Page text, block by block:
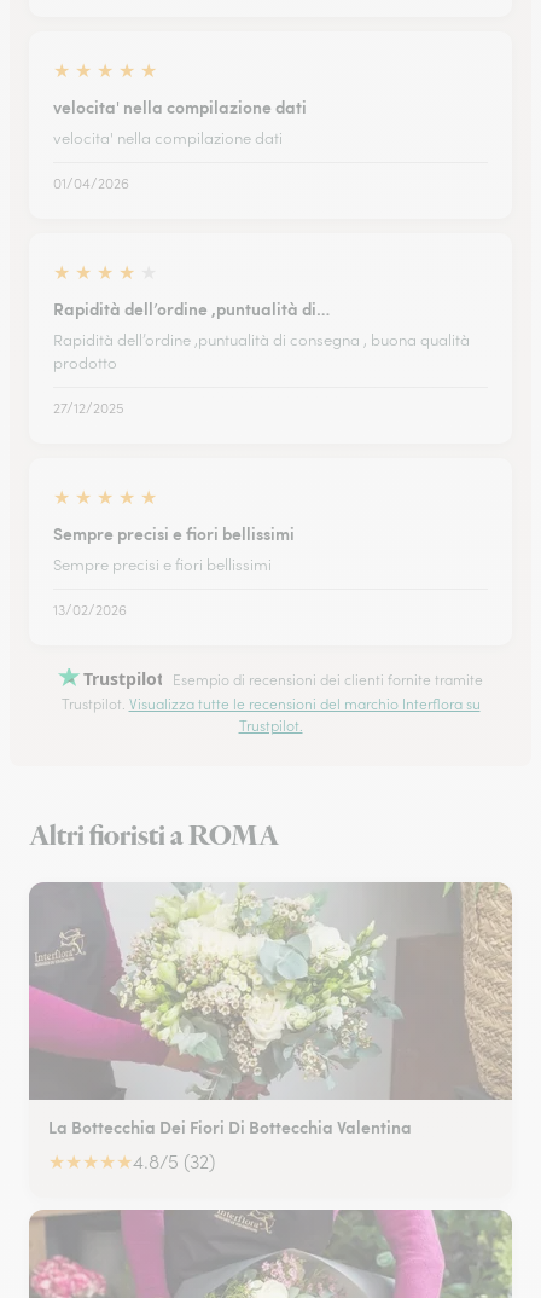
★ ★ ★ ★ ★
velocita' nella compilazione dati
velocita' nella compilazione dati
01/04/2026
★ ★ ★ ★
Rapidità dell’ordine ,puntualità di…
Rapidità dell’ordine ,puntualità di consegna , buona qualità
prodotto
27/12/2025
★ ★ ★ ★ ★
Sempre precisi e fiori bellissimi
Sempre precisi e fiori bellissimi
13/02/2026
Trustpilot
Esempio di recensioni dei clienti fornite tramite
Trustpilot. Visualizza tutte le recensioni del marchio Interflora su
Trustpilot.
Altri fioristi a ROMA
La Bottecchia Dei Fiori Di Bottecchia Valentina
★★★★★4.8/5 (32)